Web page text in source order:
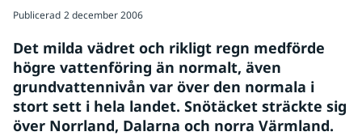
Publicerad 2 december 2006
Det milda vädret och rikligt regn medförde
högre vattenföring än normalt, även
grundvattennivån var över den normala i
stort sett i hela landet. Snötäcket sträckte sig
över Norrland, Dalarna och norra Värmland.